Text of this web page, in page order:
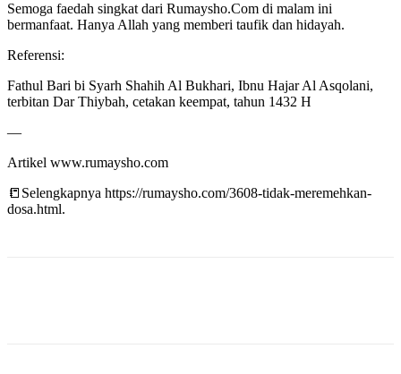
Semoga faedah singkat dari Rumaysho.Com di malam ini
bermanfaat. Hanya Allah yang memberi taufik dan hidayah.
Referensi:
Fathul Bari bi Syarh Shahih Al Bukhari, Ibnu Hajar Al Asqolani,
terbitan Dar Thiybah, cetakan keempat, tahun 1432 H
—
Artikel www.rumaysho.com
📒Selengkapnya https://rumaysho.com/3608-tidak-meremehkan-
dosa.html.